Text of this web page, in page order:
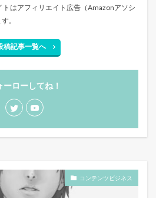
はアフィリエイト広告（Amazonアソシ
。
稿記事一覧へ
ーローしてね！
コンテンツビジネス